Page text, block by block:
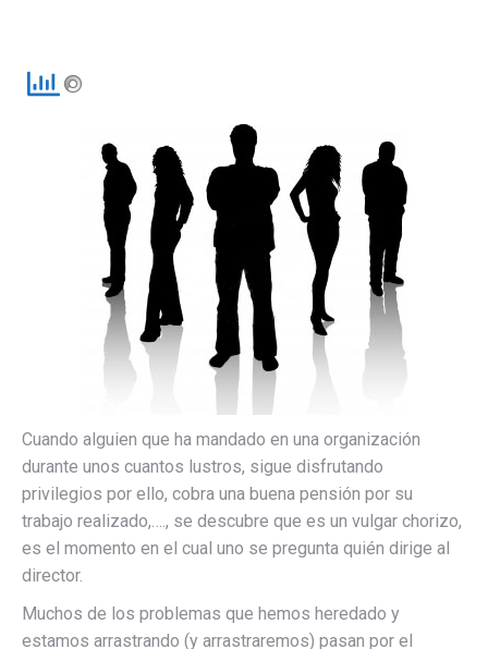
Cuando alguien que ha mandado en una organización
durante unos cuantos lustros, sigue disfrutando
privilegios por ello, cobra una buena pensión por su
trabajo realizado,…., se descubre que es un vulgar chorizo,
es el momento en el cual uno se pregunta quién dirige al
director.
Muchos de los problemas que hemos heredado y
estamos arrastrando (y arrastraremos) pasan por el